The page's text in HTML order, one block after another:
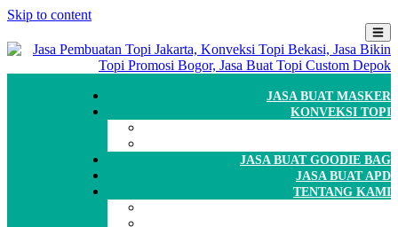
Skip to content
JASA BUAT MASKER
KONVEKSI TOPI
JASA BUAT GOODIE BAG
JASA BUAT APD
TENTANG KAMI